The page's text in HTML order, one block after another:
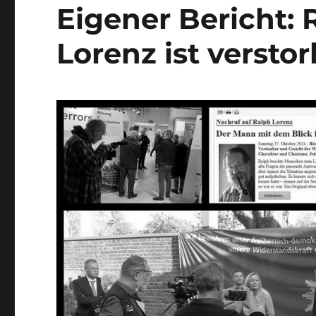
Eigener Bericht:
Lorenz ist